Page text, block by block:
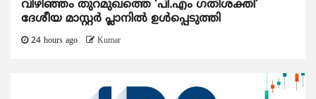
വിഴിഞ്ഞം തുറമുഖത്തെ ‘പി.എം ഗതിശക്തി’
ദേശീയ മാസ്റ്റർ പ്ലാനിൽ ഉൾപ്പെടുത്തി
24 hours ago Kumar